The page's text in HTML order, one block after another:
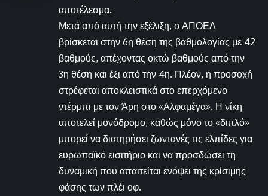
αποτέλεσμα.
Μετά από αυτή την εξέλιξη, ο ΑΠΟΕΛ
βρίσκεται στην 6η θέση της βαθμολογίας με 42
βαθμούς, απέχοντας οκτώ βαθμούς από την
3η θέση και έξι από την 4η. Πλέον, η προσοχή
στρέφεται αποκλειστικά στο επερχόμενο
ντέρμπι με τον Άρη στο «Αλφαμέγα». Η νίκη
αποτελεί μονόδρομο, καθώς μόνο το «διπλό»
μπορεί να διατηρήσει ζωντανές τις ελπίδες για
ευρωπαϊκό εισιτήριο και να προσδώσει τη
δυναμική που απαιτείται ενόψει της κρίσιμης
φάσης των πλέι οφ.